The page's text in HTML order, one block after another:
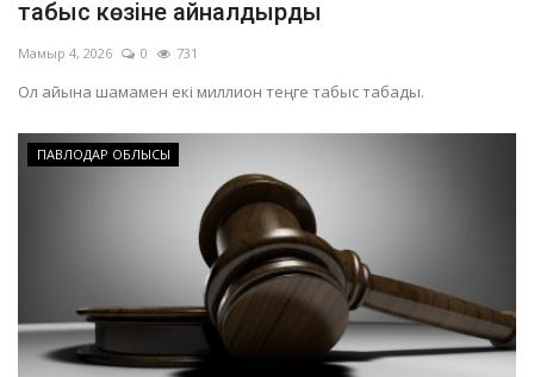
табыс көзіне айналдырды
Мамыр 4, 2026 0 731
Ол айына шамамен екі миллион теңге табыс табады.
ПАВЛОДАР ОБЛЫСЫ